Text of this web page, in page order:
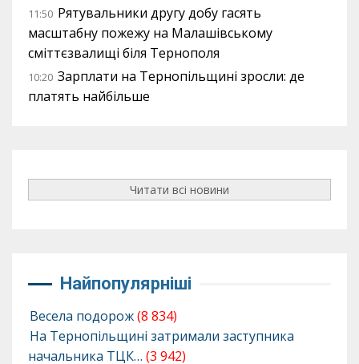
11:50 Рятувальники другу добу гасять
масштабну пожежу на Малашівському
сміттєзвалищі біля Тернополя
10:20 Зарплати на Тернопільщині зросли: де
платять найбільше
Читати всі новини
Найпопулярніші
Весела подорож(8 834)
На Тернопільщині затримали заступника
начальника ТЦК… (3 942)